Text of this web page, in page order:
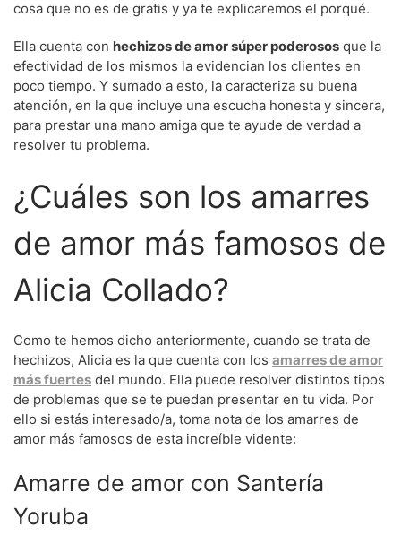
cosa que no es de gratis y ya te explicaremos el porqué.
Ella cuenta con hechizos de amor súper poderosos que la
efectividad de los mismos la evidencian los clientes en
poco tiempo. Y sumado a esto, la caracteriza su buena
atención, en la que incluye una escucha honesta y sincera,
para prestar una mano amiga que te ayude de verdad a
resolver tu problema.
¿Cuáles son los amarres
de amor más famosos de
Alicia Collado?
Como te hemos dicho anteriormente, cuando se trata de
hechizos, Alicia es la que cuenta con los amarres de amor
más fuertes del mundo. Ella puede resolver distintos tipos
de problemas que se te puedan presentar en tu vida. Por
ello si estás interesado/a, toma nota de los amarres de
amor más famosos de esta increíble vidente:
Amarre de amor con Santería
Yoruba